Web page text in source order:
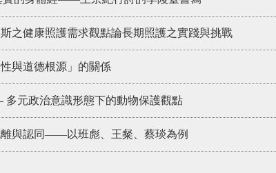
之健康照護需求觀點論長期照護之實踐與挑戰
與道德根源」的關係
元政治意識形態下的動物保護觀點
與認同——以班彪、王粲、蔡琰為例